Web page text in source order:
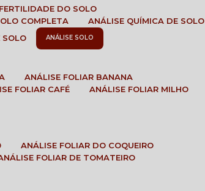
FERTILIDADE DO SOLO
COMPLETA
ANÁLISE QUÍMICA DE SOLO
SOLO ANÁLISE SOLO
ANÁLISE FOLIAR BANANA
FOLIAR CAFÉ
ANÁLISE FOLIAR MILHO
ANÁLISE FOLIAR DO COQUEIRO
ANÁLISE FOLIAR DE TOMATEIRO